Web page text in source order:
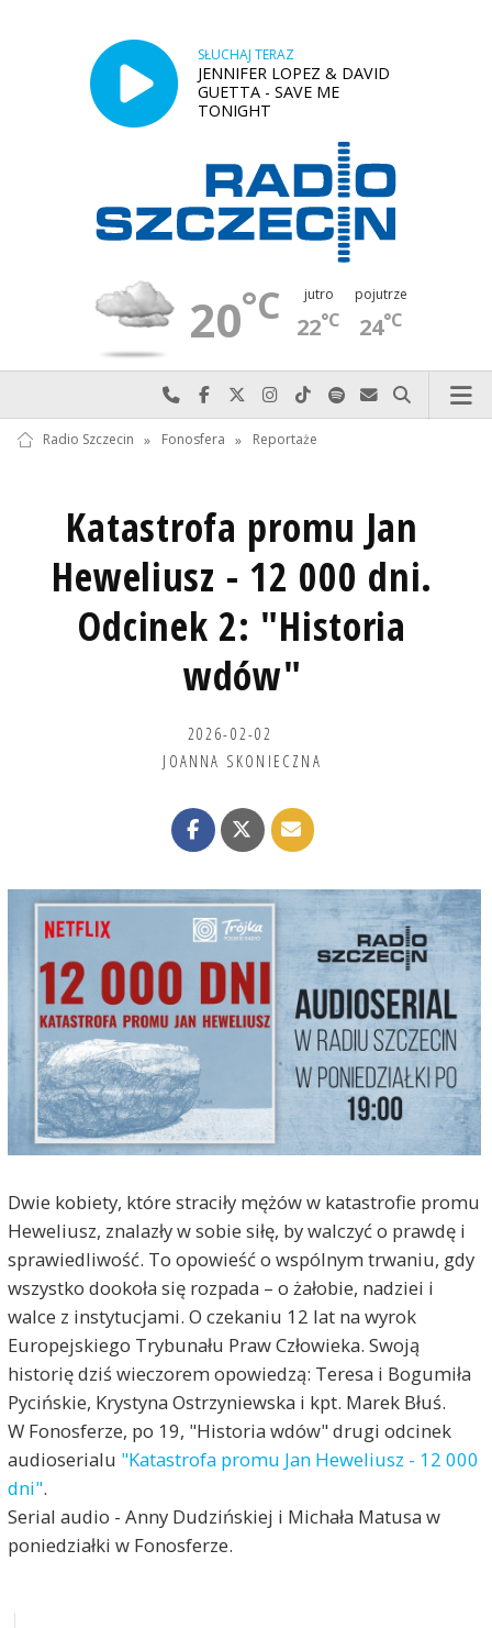
SŁUCHAJ TERAZ
JENNIFER LOPEZ & DAVID
GUETTA - SAVE ME
TONIGHT
20°C jutro
22°C
pojutrze
24°C
Najlepiej po prostu do nas zadzwoń
Odwiedź nas na Facebook-u
Odwiedź nas na X
Odwiedź nas na Instagram-ie
Odwiedź nas na TikTok-u
Szukaj nas na Spotify
Wyślij do nas
Szukaj
Radio Szczecin » Fonosfera » Reportaże
Katastrofa promu Jan
Heweliusz - 12 000 dni.
Odcinek 2: "Historia
wdów"
2026-02-02
JOANNA SKONIECZNA
Dwie kobiety, które straciły mężów w katastrofie promu
Heweliusz, znalazły w sobie siłę, by walczyć o prawdę i
sprawiedliwość. To opowieść o wspólnym trwaniu, gdy
wszystko dookoła się rozpada – o żałobie, nadziei i
walce z instytucjami. O czekaniu 12 lat na wyrok
Europejskiego Trybunału Praw Człowieka. Swoją
historię dziś wieczorem opowiedzą: Teresa i Bogumiła
Pycińskie, Krystyna Ostrzyniewska i kpt. Marek Błuś.
W Fonosferze, po 19, "Historia wdów" drugi odcinek
audioserialu "Katastrofa promu Jan Heweliusz - 12 000
dni".
Serial audio - Anny Dudzińskiej i Michała Matusa w
poniedziałki w Fonosferze.